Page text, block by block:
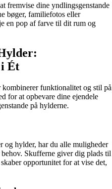
fremvise dine yndlingsgenstande
bøger, familiefotos eller
en pop af farve til dit rum og
Ét
funktionalitet og stil på
for at opbevare dine ejendele
på hylderne.
og hylder, har du alle muligheder
Skufferne giver dig plads til
opportunitet for at vise det,